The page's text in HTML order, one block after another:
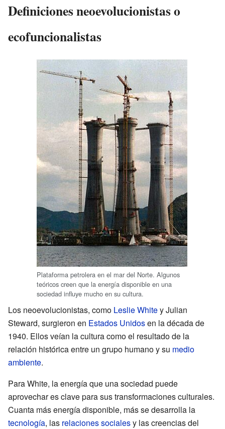
Definiciones neoevolucionistas o
ecofuncionalistas
Plataforma petrolera en el mar del Norte. Algunos
teóricos creen que la energía disponible en una
sociedad influye mucho en su cultura.
Los neoevolucionistas, como Leslie Whitey Julian
Steward, surgieron en Estados Unidosen la década de
1940. Ellos veían la cultura como el resultado de la
relación histórica entre un grupo humano y su medio
ambiente.
Para White, la energía que una sociedad puede
aprovechar es clave para sus transformaciones culturales.
Cuanta más energía disponible, más se desarrolla la
tecnología, las relaciones socialesy las creencias del